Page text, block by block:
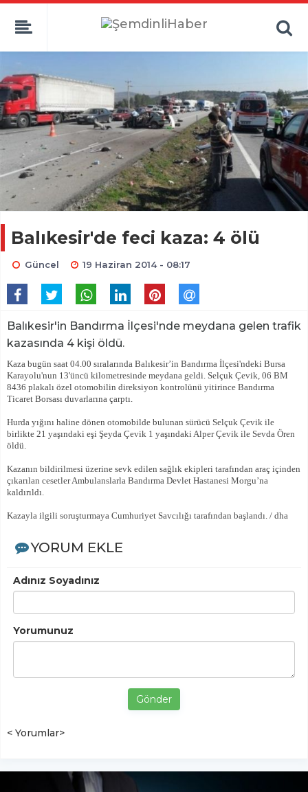
Balıkesir'de feci kaza: 4 ölü
Güncel 19 Haziran 2014 - 08:17
Balıkesir'in Bandırma İlçesi'nde meydana gelen trafik
kazasında 4 kişi öldü.
Kaza bugün saat 04.00 sıralarında Balıkesir’in Bandırma İlçesi'ndeki Bursa
Karayolu'nun 13'üncü kilometresinde meydana geldi. Selçuk Çevik, 06 BM
8436 plakalı özel otomobilin direksiyon kontrolünü yitirince Bandırma
Ticaret Borsası duvarlarına çarptı.
Hurda yığını haline dönen otomobilde bulunan sürücü Selçuk Çevik ile
birlikte 21 yaşındaki eşi Şeyda Çevik 1 yaşındaki Alper Çevik ile Sevda Ören
öldü.
Kazanın bildirilmesi üzerine sevk edilen sağlık ekipleri tarafından araç içinden
çıkarılan cesetler Ambulanslarla Bandırma Devlet Hastanesi Morgu’na
kaldırıldı.
Kazayla ilgili soruşturmaya Cumhuriyet Savcılığı tarafından başlandı. / dha
YORUM EKLE
Adınız Soyadınız
Yorumunuz
Gönder
< Yorumlar>